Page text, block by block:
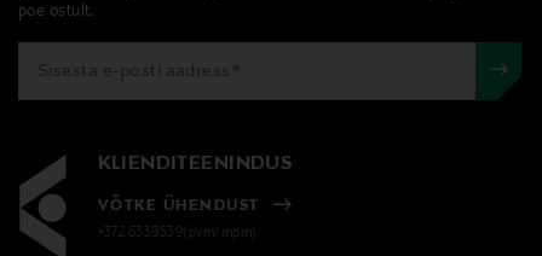
poe ostult.
KLIENDITEENINDUS
VÕTKE ÜHENDUST
+372 6339539(pvm/mpm)